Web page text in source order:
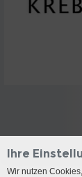
Ihre
Wir nutzen